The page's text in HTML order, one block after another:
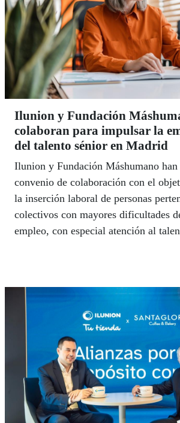
Ilunion y Fundación
colaboran para impulsar la
del talento sénior en Madrid
Ilunion y Fundación Máshumano
convenio de colaboración con el
la inserción laboral de personas
colectivos con mayores dificultades
empleo, con especial atención al